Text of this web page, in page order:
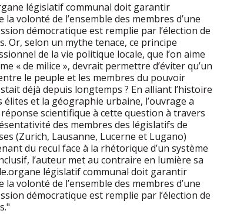
législatif communal doit garantir
la volonté de l’ensemble des membres d’une
démocratique est remplie par l’élection de
Or, selon un mythe tenace, ce principe
de la vie politique locale, que l’on aime
« de milice », devrait permettre d’éviter qu’un
le peuple et les membres du pouvoir
déjà depuis longtemps ? En alliant l’histoire
et la géographie urbaine, l’ouvrage a
scientifique à cette question à travers
des membres des législatifs de
(Zurich, Lausanne, Lucerne et Lugano)
du recul face à la rhétorique d’un système
l’auteur met au contraire en lumière sa
législatif communal doit garantir
la volonté de l’ensemble des membres d’une
démocratique est remplie par l’élection de